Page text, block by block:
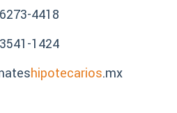
4418
1424
hipotecarios.mx